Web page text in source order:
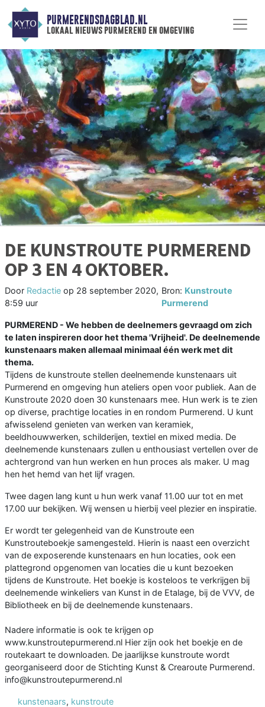
PURMERENDSDAGBLAD.NL
lokaal nieuws purmerend en omgeving
DE KUNSTROUTE PURMEREND
OP 3 EN 4 OKTOBER.
Door Redactie op 28 september 2020,
8:59 uur
Bron: Kunstroute
Purmerend
PURMEREND - We hebben de deelnemers gevraagd om zich
te laten inspireren door het thema 'Vrijheid'. De deelnemende
kunstenaars maken allemaal minimaal één werk met dit
thema.
Tijdens de kunstroute stellen deelnemende kunstenaars uit
Purmerend en omgeving hun ateliers open voor publiek. Aan de
Kunstroute 2020 doen 30 kunstenaars mee. Hun werk is te zien
op diverse, prachtige locaties in en rondom Purmerend. U kunt
afwisselend genieten van werken van keramiek,
beeldhouwwerken, schilderijen, textiel en mixed media. De
deelnemende kunstenaars zullen u enthousiast vertellen over de
achtergrond van hun werken en hun proces als maker. U mag
hen het hemd van het lijf vragen.
Twee dagen lang kunt u hun werk vanaf 11.00 uur tot en met
17.00 uur bekijken. Wij wensen u hierbij veel plezier en inspiratie.
Er wordt ter gelegenheid van de Kunstroute een
Kunstrouteboekje samengesteld. Hierin is naast een overzicht
van de exposerende kunstenaars en hun locaties, ook een
plattegrond opgenomen van locaties die u kunt bezoeken
tijdens de Kunstroute. Het boekje is kosteloos te verkrijgen bij
deelnemende winkeliers van Kunst in de Etalage, bij de VVV, de
Bibliotheek en bij de deelnemende kunstenaars.
Nadere informatie is ook te krijgen op
www.kunstroutepurmerend.nl Hier zijn ook het boekje en de
routekaart te downloaden. De jaarlijkse kunstroute wordt
georganiseerd door de Stichting Kunst & Crearoute Purmerend.
info@kunstroutepurmerend.nl
kunstenaars, kunstroute